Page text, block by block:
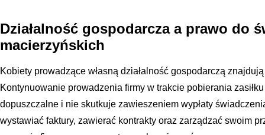
Działalność gospodarcza a prawo do
macierzyńskich
Kobiety prowadzące własną działalność gospodarczą
Kontynuowanie prowadzenia firmy w trakcie pobierania
dopuszczalne i nie skutkuje zawieszeniem wypłaty
wystawiać faktury, zawierać kontrakty oraz zarządzać swoim